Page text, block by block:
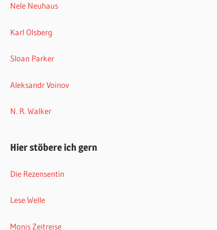
Nele Neuhaus
Karl Olsberg
Sloan Parker
Aleksandr Voinov
N. R. Walker
Hier stöbere ich gern
Die Rezensentin
Lese Welle
Monis Zeitreise